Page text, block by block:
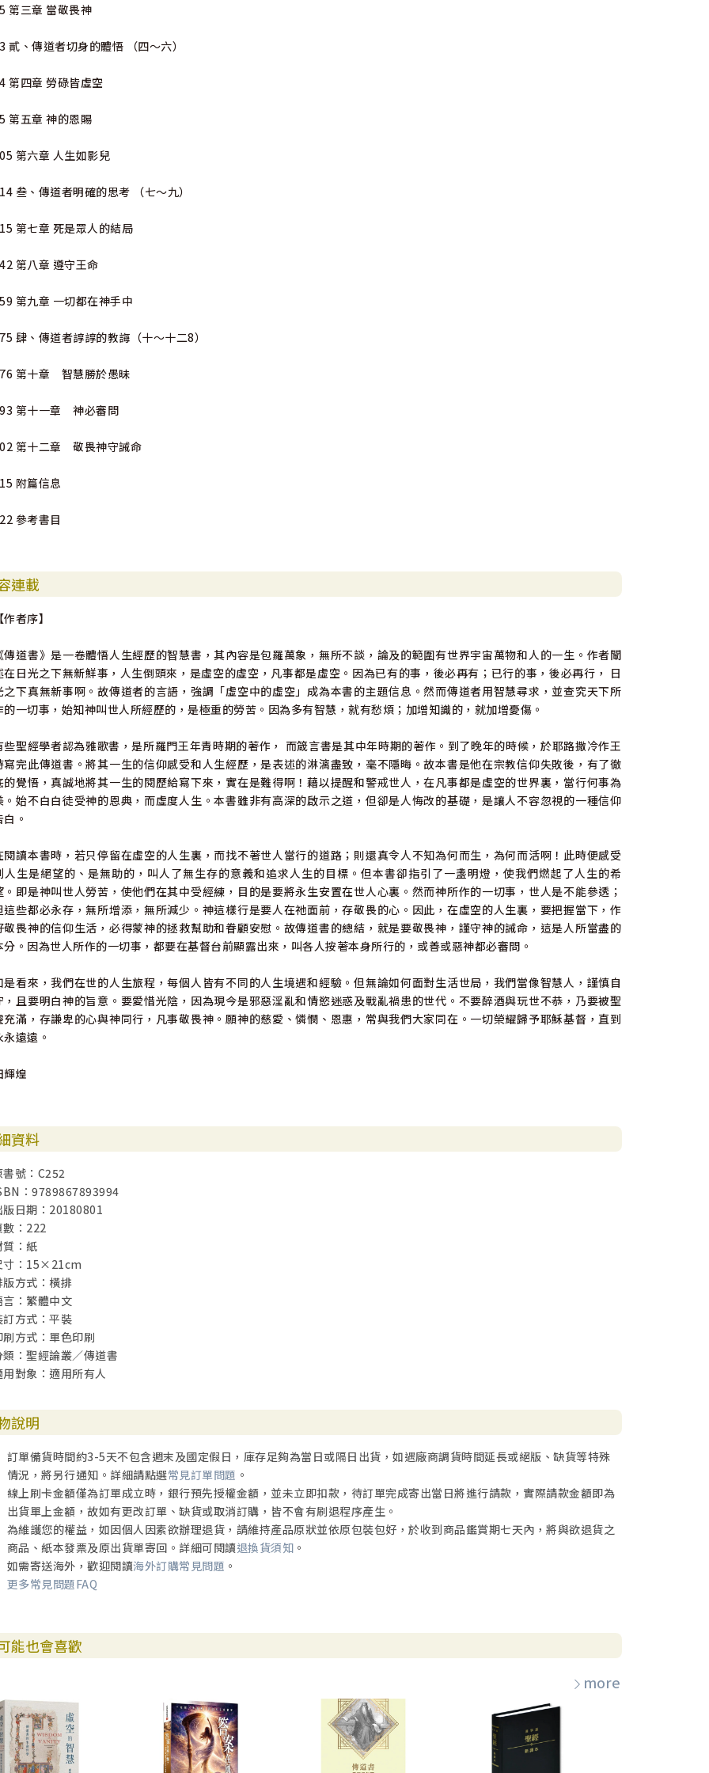
第三章 當敬畏神
貳、傳道者切身的體悟 （四～六）
第四章 勞碌皆虛空
第五章 神的恩賜
第六章 人生如影兒
叁、傳道者明確的思考 （七～九）
第七章 死是眾人的結局
第八章 遵守王命
第九章 一切都在神手中
肆、傳道者諄諄的教誨（十～十二8）
第十章 智慧勝於愚昧
第十一章 神必審問
第十二章 敬畏神守誡命
附篇信息
參考書目
連載
者序】
傳道書》是一卷體悟人生經歷的智慧書，其內容是包羅萬象，無所不談，論及的範圍有世界宇宙萬物和人的一生。作者闡
在日光之下無新鮮事，人生倒頭來，是虛空的虛空，凡事都是虛空。因為已有的事，後必再有；已行的事，後必再行， 日
之下真無新事啊。故傳道者的言語，強調「虛空中的虛空」成為本書的主題信息。然而傳道者用智慧尋求，並查究天下所
的一切事，始知神叫世人所經歷的，是極重的勞苦。因為多有智慧，就有愁煩；加增知識的，就加增憂傷。
些聖經學者認為雅歌書，是所羅門王年青時期的著作， 而箴言書是其中年時期的著作。到了晚年的時候，於耶路撒冷作王
寫完此傳道書。將其一生的信仰感受和人生經歷，是表述的淋漓盡致，毫不隱晦。故本書是他在宗教信仰失敗後，有了徹
的覺悟，真誠地將其一生的閱歷給寫下來，實在是難得啊！藉以提醒和警戒世人，在凡事都是虛空的世界裏，當行何事為
。始不白白徒受神的恩典，而虛度人生。本書雖非有高深的啟示之道，但卻是人悔改的基礎，是讓人不容忽視的一種信仰
白。
閱讀本書時，若只停留在虛空的人生裏，而找不著世人當行的道路；則還真令人不知為何而生，為何而活啊！此時便感受
人生是絕望的、是無助的，叫人了無生存的意義和追求人生的目標。但本書卻指引了一盞明燈，使我們燃起了人生的希
。即是神叫世人勞苦，使他們在其中受經練，目的是要將永生安置在世人心裏。然而神所作的一切事，世人是不能參透；
這些都必永存，無所增添，無所減少。神這樣行是要人在祂面前，存敬畏的心。因此，在虛空的人生裏，要把握當下，作
敬畏神的信仰生活，必得蒙神的拯救幫助和眷顧安慰。故傳道書的總結，就是要敬畏神，謹守神的誡命，這是人所當盡的
分。因為世人所作的一切事，都要在基督台前顯露出來，叫各人按著本身所行的，或善或惡神都必審問。
是看來，我們在世的人生旅程，每個人皆有不同的人生境遇和經驗。但無論如何面對生活世局，我們當像智慧人，謹慎自
，且要明白神的旨意。要愛惜光陰，因為現今是邪惡淫亂和情慾迷惑及戰亂禍患的世代。不要醉酒與玩世不恭，乃要被聖
充滿，存謙卑的心與神同行，凡事敬畏神。願神的慈愛、憐憫、恩惠，常與我們大家同在。一切榮耀歸予耶穌基督，直到
永遠遠。
輝煌
資料
書號：C252
：9789867893994
版日期：20180801
數：222
質：紙
寸：15×21cm
版方式：橫排
言：繁體中文
訂方式：平裝
刷方式：單色印刷
類：聖經論叢／傳道書
用對象：適用所有人
說明
訂單備貨時間約3-5天不包含週末及國定假日，庫存足夠為當日或隔日出貨，如遇廠商調貨時間延長或絕版、缺貨等特殊
情況，將另行通知。詳細請點選常見訂單問題 。
線上刷卡金額僅為訂單成立時，銀行預先授權金額，並未立即扣款，待訂單完成寄出當日將進行請款，實際請款金額即為
出貨單上金額，故如有更改訂單、缺貨或取消訂購，皆不會有刷退程序產生。
為維護您的權益，如因個人因素欲辦理退貨，請維持產品原狀並依原包裝包好，於收到商品鑑賞期七天內，將與欲退貨之
商品、紙本發票及原出貨單寄回。詳細可閱讀退換貨須知 。
如需寄送海外，歡迎閱讀海外訂購常見問題 。
更多常見問題FAQ
能也會喜歡
more